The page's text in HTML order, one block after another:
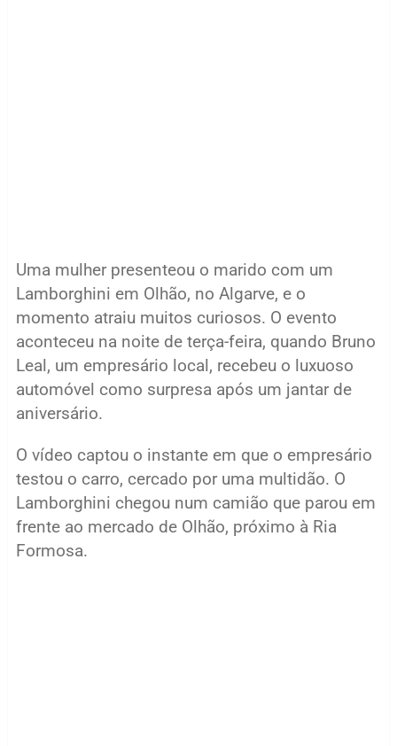
Uma mulher presenteou o marido com um
Lamborghini em Olhão, no Algarve, e o
momento atraiu muitos curiosos. O evento
aconteceu na noite de terça-feira, quando Bruno
Leal, um empresário local, recebeu o luxuoso
automóvel como surpresa após um jantar de
aniversário.
O vídeo captou o instante em que o empresário
testou o carro, cercado por uma multidão. O
Lamborghini chegou num camião que parou em
frente ao mercado de Olhão, próximo à Ria
Formosa.